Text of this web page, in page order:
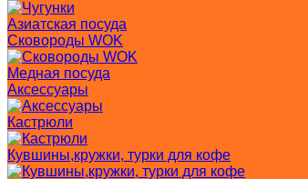
Азиатская посуда
Сковороды WOK
Медная посуда
Аксессуары
Кастрюли
Кувшины,кружки, турки для кофе